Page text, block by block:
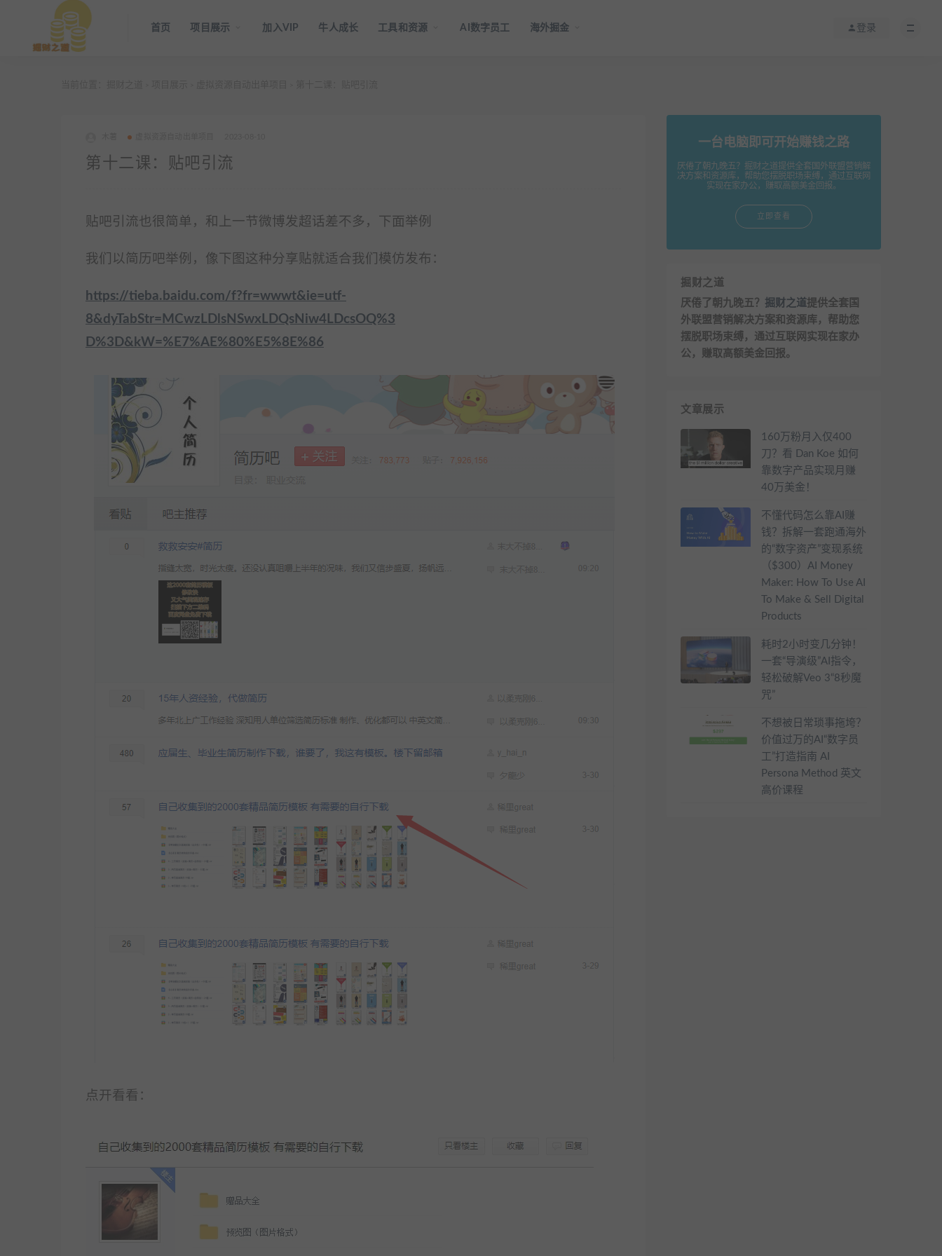
首页 项目展示 加入VIP 牛人成长 工具和资源 AI数字员工 海外掘金 登录
第十二课：贴吧引流
贴吧引流也很简单，和上一节微博发超话差不多，下面举例
我们以简历吧举例，像下图这种分享贴就适合我们模仿发布：
https://tieba.baidu.com/f?fr=wwwt&ie=utf-
8&dyTabStr=MCwzLDlsNSwxLDQsNiw4LDcsOQ%3
D%3D&kW=%E7%AE%80%E5%8E%86
点开看看：
一台电脑即可开始赚钱之路
厌倦了朝九晚五？掘财之道提供全套国外联盟营销解
决方案和资源库，帮助您摆脱职场束缚，通过互联网
实现在家办公，赚取高额美金回报。
立即查看
掘财之道
厌倦了朝九晚五？ 掘财之道提供全套国
外联盟营销解决方案和资源库，帮助您
摆脱职场束缚，通过互联网实现在家办
公，赚取高额美金回报。
文章展示
160万粉月入仅400
刀？看 Dan Koe 如何
靠数字产品实现月赚
40万美金！
不懂代码怎么靠AI赚
钱？拆解一套跑通海外
的“数字资产”变现系统
（$300）AI Money
Maker: How To Use AI
To Make & Sell Digital
Products
耗时2小时变几分钟！
一套“导演级”AI指令，
轻松破解Veo 3“8秒魔
咒”
不想被日常琐事拖垮？
价值过万的AI“数字员
工”打造指南 AI
Persona Method 英文
高价课程